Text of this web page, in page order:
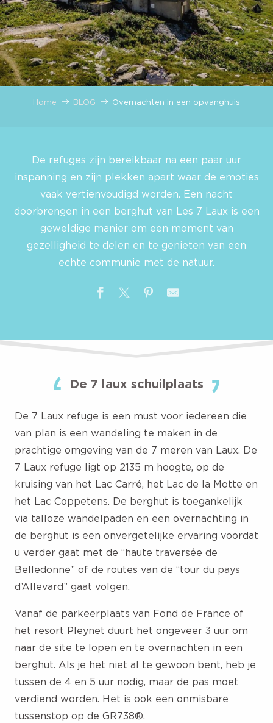
Home BLOG Overnachten in een opvanghuis
De refuges zijn bereikbaar na een paar uur
inspanning en zijn plekken apart waar de emoties
vaak vertienvoudigd worden. Een nacht
doorbrengen in een berghut van Les 7 Laux is een
geweldige manier om een moment van
gezelligheid te delen en te genieten van een
echte communie met de natuur.
De 7 laux schuilplaats
De 7 Laux refuge is een must voor iedereen die
van plan is een wandeling te maken in de
prachtige omgeving van de 7 meren van Laux. De
7 Laux refuge ligt op 2135 m hoogte, op de
kruising van het Lac Carré, het Lac de la Motte en
het Lac Coppetens. De berghut is toegankelijk
via talloze wandelpaden en een overnachting in
de berghut is een onvergetelijke ervaring voordat
u verder gaat met de “haute traversée de
Belledonne” of de routes van de “tour du pays
d’Allevard” gaat volgen.
Vanaf de parkeerplaats van Fond de France of
het resort Pleynet duurt het ongeveer 3 uur om
naar de site te lopen en te overnachten in een
berghut. Als je het niet al te gewoon bent, heb je
tussen de 4 en 5 uur nodig, maar de pas moet
verdiend worden. Het is ook een onmisbare
tussenstop op de GR738®.